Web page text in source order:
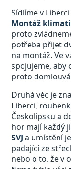
Sídlíme v
Montáž
proto
potřeba přijet
na montáž. Ve
spojujeme, aby
proto
Druhá věc je
Liberci,
Českolipsku a
hor mají každý
SVJ a umístění
padající ze
nebo o to, že v